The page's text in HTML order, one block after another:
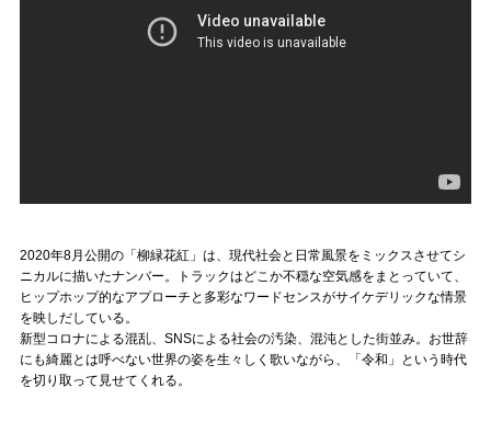
2020年8月公開の「柳緑花紅」は、現代社会と日常風景をミックスさせてシ
ニカルに描いたナンバー。トラックはどこか不穏な空気感をまとっていて、
ヒップホップ的なアプローチと多彩なワードセンスがサイケデリックな情景
を映しだしている。
新型コロナによる混乱、SNSによる社会の汚染、混沌とした街並み。お世辞
にも綺麗とは呼べない世界の姿を生々しく歌いながら、「令和」という時代
を切り取って見せてくれる。